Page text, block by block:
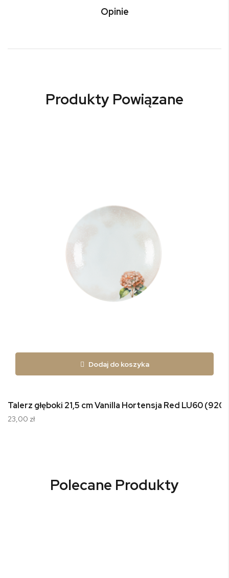
Opinie
Produkty Powiązane
Dodaj do koszyka
Talerz głęboki 21,5 cm Vanilla Hortensja Red LU60
23,00 zł
Polecane Produkty